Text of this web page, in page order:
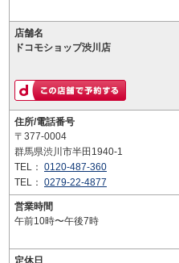
店舗名
ドコモショップ渋川店
住所/電話番号
〒377-0004
群馬県渋川市半田1940-1
TEL： 0120-487-360
TEL： 0279-22-4877
営業時間
午前10時〜午後7時
定休日